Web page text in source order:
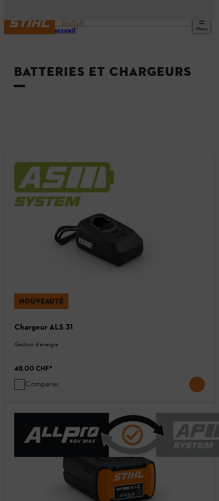
Menu
Page d’accueil
BATTERIES ET CHARGEURS
NOUVEAUTÉ
Chargeur ALS 31
Gestion d'énergie
48.00 CHF*
Comparer